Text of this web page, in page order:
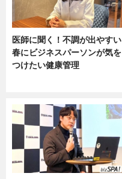
医師に聞く！不調が出やすい
春にビジネスパーソンが気を
つけたい健康管理